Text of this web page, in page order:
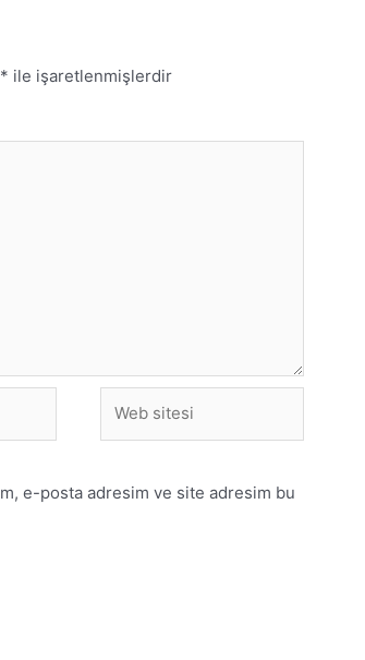
* ile işaretlenmişlerdir
e-posta adresim ve site adresim bu